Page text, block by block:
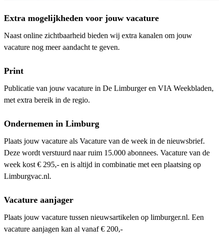
Extra mogelijkheden voor jouw vacature
Naast online zichtbaarheid bieden wij extra kanalen om jouw
vacature nog meer aandacht te geven.
Print
Publicatie van jouw vacature in De Limburger en VIA Weekbladen,
met extra bereik in de regio.
Ondernemen in Limburg
Plaats jouw vacature als Vacature van de week in de nieuwsbrief.
Deze wordt verstuurd naar ruim 15.000 abonnees. Vacature van de
week kost € 295,- en is altijd in combinatie met een plaatsing op
Limburgvac.nl.
Vacature aanjager
Plaats jouw vacature tussen nieuwsartikelen op limburger.nl. Een
vacature aanjagen kan al vanaf € 200,-